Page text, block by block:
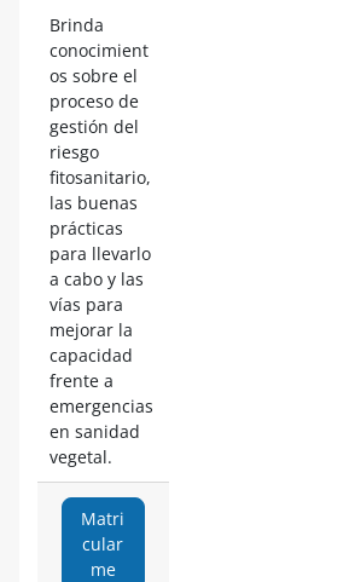
Brinda
conocimient
os sobre el
proceso de
gestión del
riesgo
fitosanitario,
las buenas
prácticas
para llevarlo
a cabo y las
vías para
mejorar la
capacidad
frente a
emergencias
en sanidad
vegetal.
Matri
cular
me